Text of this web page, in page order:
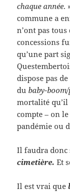
chaque année.
commune a
n’ont pas
concessions
qu’une part
dispose pas
dubaby-
mortalité
compte – on
pandémie ou
Il faudra donc
cimetière. Et
Il est vrai que